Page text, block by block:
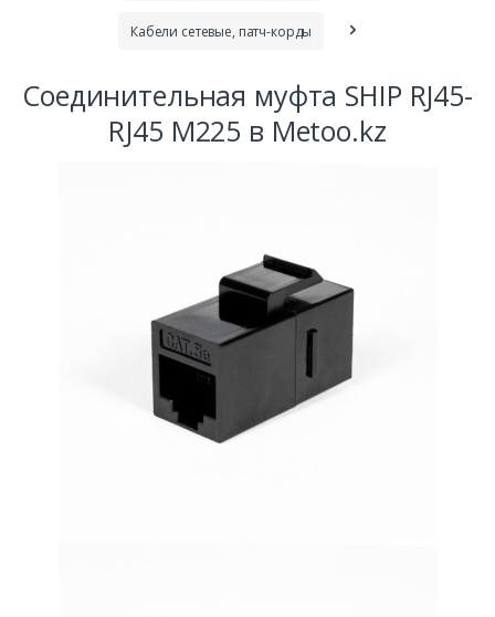
Кабели сетевые, патч-корды
Соединительная муфта SHIP RJ45-
RJ45 М225 в Metoo.kz